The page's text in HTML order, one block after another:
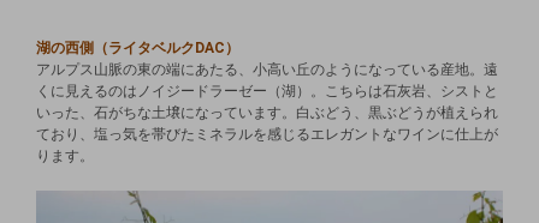
湖の西側（ライタベルクDAC）
アルプス山脈の東の端にあたる、小高い丘のようになっている産地。遠
くに見えるのはノイジードラーゼー（湖）。こちらは石灰岩、シストと
いった、石がちな土壌になっています。白ぶどう、黒ぶどうが植えられ
ており、塩っ気を帯びたミネラルを感じるエレガントなワインに仕上が
ります。